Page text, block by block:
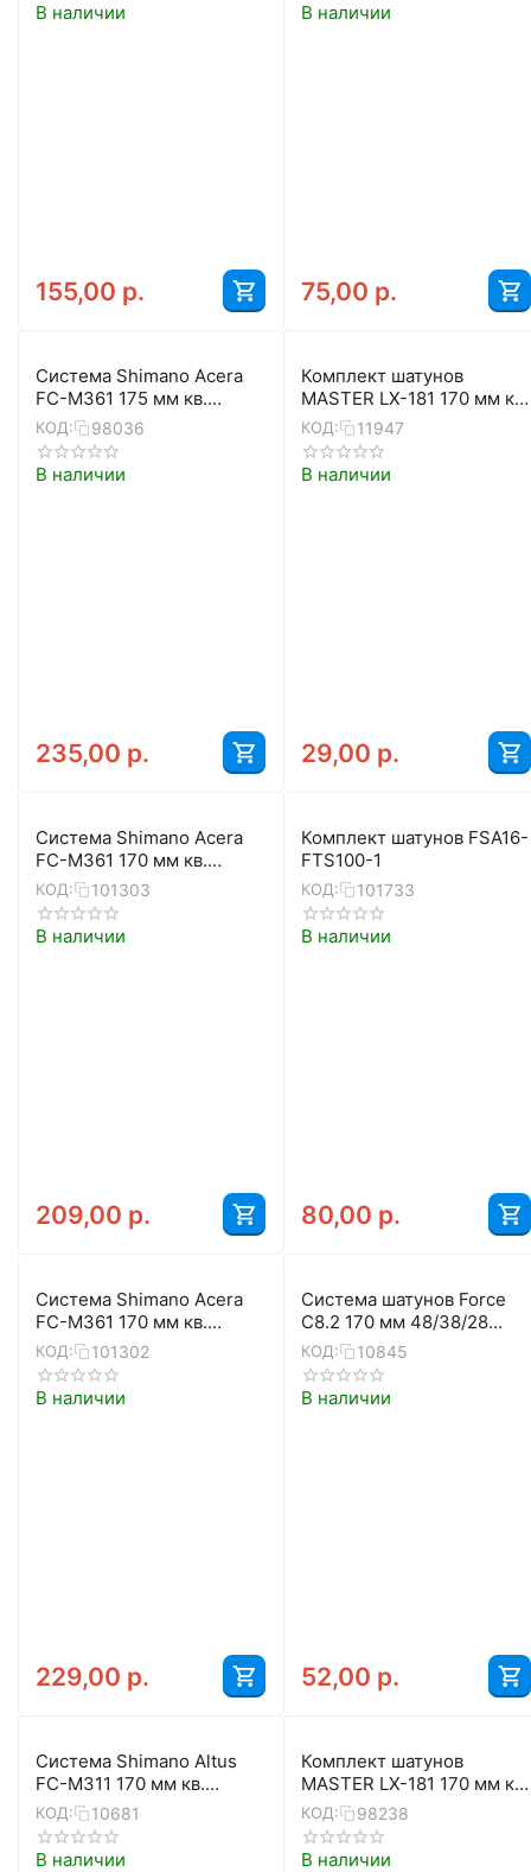
В наличии
155,00 р.
В наличии
75,00 р.
Система Shimano Acera
FC-M361 175 мм кв.
42/32/22 с защитой
(чёрный)
КОД: 98036
В наличии
235,00 р.
Комплект шатунов
MASTER LX-181 170 мм кв.
44Т
КОД: 11947
В наличии
29,00 р.
Система Shimano Acera
FC-M361 170 мм кв.
48/38/28 с защитой
(чёрный)
КОД: 101303
В наличии
209,00 р.
Комплект шатунов FSA16-
FTS100-1
КОД: 101733
В наличии
80,00 р.
Система Shimano Acera
FC-M361 170 мм кв.
42/32/22 с защитой
(чёрный)
КОД: 101302
В наличии
229,00 р.
Система шатунов Force
C8.2 170 мм 48/38/28
64055 (чёрный)
КОД: 10845
В наличии
52,00 р.
Система Shimano Altus
FC-M311 170 мм кв.
42/32/22 с защитой
(чёрный)
КОД: 10681
В наличии
Комплект шатунов
MASTER LX-181 170 мм кв.
42Т
КОД: 98238
В наличии